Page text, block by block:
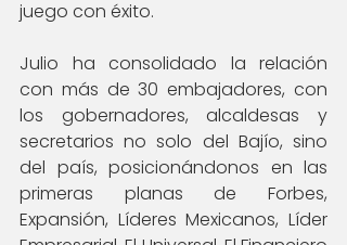
juego con éxito.
Julio ha consolidado la relación
con más de 30 embajadores, con
los gobernadores, alcaldesas y
secretarios no solo del Bajío, sino
del país, posicionándonos en las
primeras planas de Forbes,
Expansión, Líderes Mexicanos, Líder